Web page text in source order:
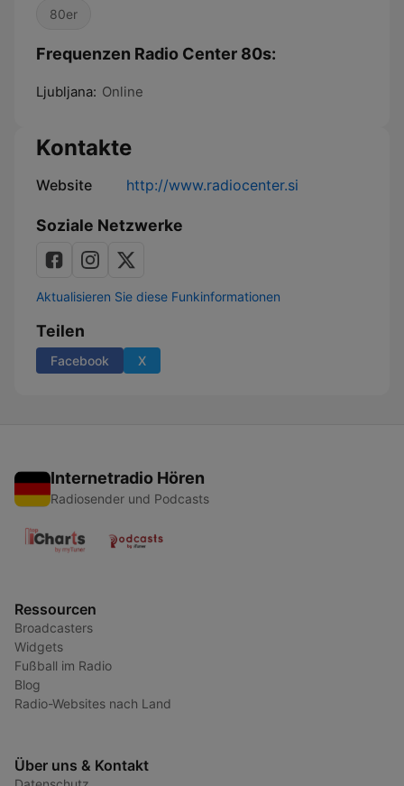
80er
Frequenzen Radio Center 80s:
Ljubljana: Online
Kontakte
Website http://www.radiocenter.si
Soziale Netzwerke
Aktualisieren Sie diese Funkinformationen
Teilen
Facebook X
Internetradio Hören
Radiosender und Podcasts
Ressourcen
Broadcasters
Widgets
Fußball im Radio
Blog
Radio-Websites nach Land
Über uns & Kontakt